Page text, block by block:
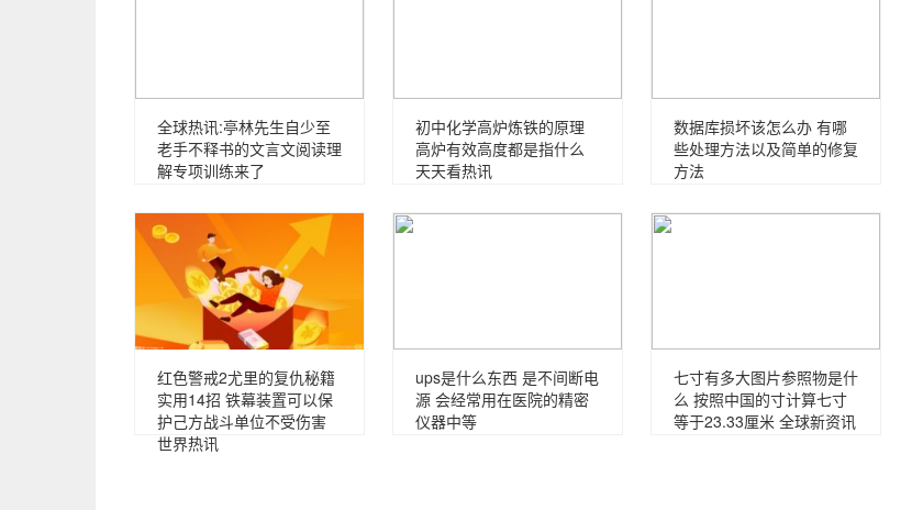
全球热讯:亭林先生自少至
老手不释书的文言文阅读理
解专项训练来了
初中化学高炉炼铁的原理
高炉有效高度都是指什么
天天看热讯
数据库损坏该怎么办 有哪
些处理方法以及简单的修复
方法
红色警戒2尤里的复仇秘籍
实用14招 铁幕装置可以保
护己方战斗单位不受伤害
世界热讯
ups是什么东西 是不间断电
源 会经常用在医院的精密
仪器中等
七寸有多大图片参照物是什
么 按照中国的寸计算七寸
等于23.33厘米 全球新资讯